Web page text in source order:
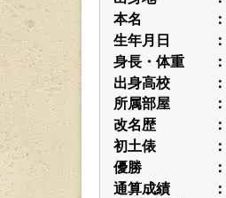
本名
生年月日
身長・体重
出身高校
所属部屋
改名歴
初土俵
優勝
通算成績